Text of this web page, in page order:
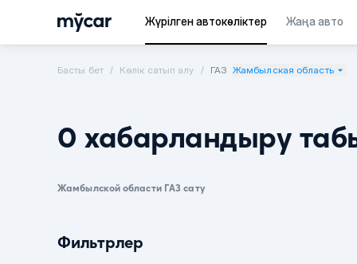
Жүрілген автокөліктер Жаңа авто
Басты бет Көлік сатып алу ГАЗ Жамбылская область
0 хабарландыру
Жамбылской области ГАЗ сату
Фильтрлер